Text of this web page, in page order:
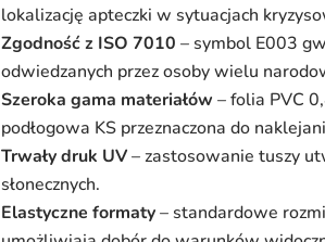
lokalizację apteczki w sytuacjach
Zgodność z ISO 7010 – symbol E003
odwiedzanych przez osoby wielu
Szeroka gama materiałów – folia PVC
podłogowa KS przeznaczona do
Trwały druk UV– zastosowanie tuszy
słonecznych.
Elastyczne formaty– standardowe